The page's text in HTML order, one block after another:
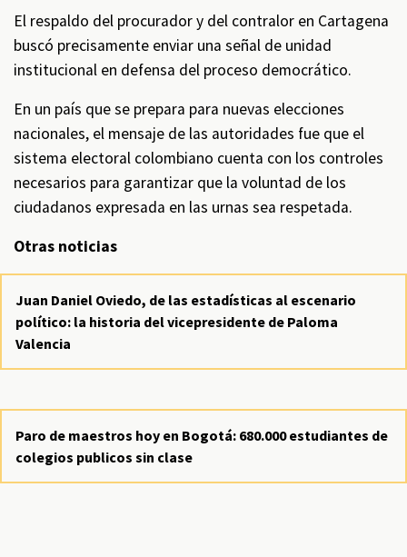
El respaldo del procurador y del contralor en Cartagena
buscó precisamente enviar una señal de unidad
institucional en defensa del proceso democrático.
En un país que se prepara para nuevas elecciones
nacionales, el mensaje de las autoridades fue que el
sistema electoral colombiano cuenta con los controles
necesarios para garantizar que la voluntad de los
ciudadanos expresada en las urnas sea respetada.
Otras noticias
Juan Daniel Oviedo, de las estadísticas al escenario
político: la historia del vicepresidente de Paloma
Valencia
Paro de maestros hoy en Bogotá: 680.000 estudiantes de
colegios publicos sin clase